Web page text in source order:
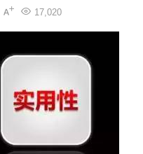
17,020